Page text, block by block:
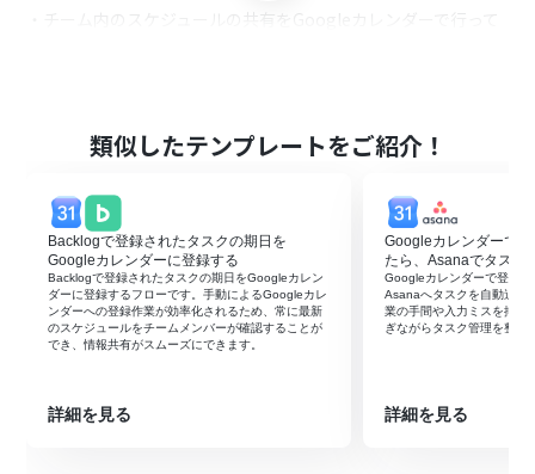
・チーム内のスケジュールの共有をGoogleカレンダーで行って
@pocketで管理しているタスクをGoogleカレンダーに登録し
てスケジュールの共有を行う場合、毎回の手動による登録作業
Googleカレンダーへの登録が後回しになることで、チーム内の
タスクの共有が遅れ、作業が滞る恐れがあります。
このフローでは、@pocketにタスクが登録されるとGoogleカレ
ンダーへの登録を自動化することができ、手動作業が効率化さ
れます。
Googleカレンダーへのタスク登録がタイムリーになることで、
また、タスクの登録漏れも防止できるため、プロジェクトの進
類似したテンプレートをご紹介！
Backlogで登録されたタスクの期日を
Googleカレンダーに登録する
Backlogで登録されたタスクの期日をGoogleカレン
ダーに登録するフローです。手動によるGoogleカレ
ンダーへの登録作業が効率化されるため、常に最新
のスケジュールをチームメンバーが確認することが
でき、情報共有がスムーズにできます。
詳細を見る
Googleカレンダーで
たら、Asanaでタスク
Googleカレンダーで登録
Asanaへタスクを自動追加
業の手間や入力ミスを抑え
ぎながらタスク管理を整え
詳細を見る